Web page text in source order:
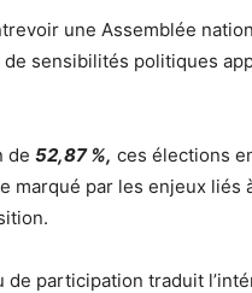
une Assemblée
sensibilités politiques
de 52,87 %, ces élections
marqué par les enjeux liés
de participation traduit